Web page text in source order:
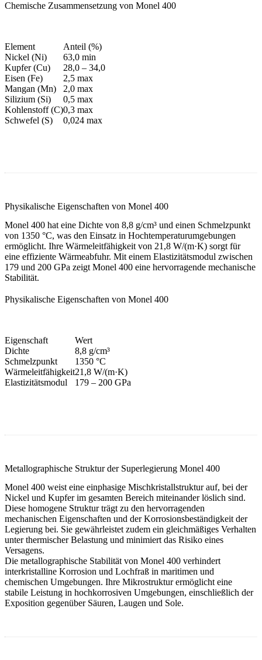
Chemische Zusammensetzung von Monel 400
Element
Anteil (%)
Nickel (Ni)
63,0 min
Kupfer (Cu)
28,0 – 34,0
Eisen (Fe)
2,5 max
Mangan (Mn)
2,0 max
Silizium (Si)
0,5 max
Kohlenstoff (C)0,3 max
Schwefel (S)
0,024 max
Physikalische Eigenschaften von Monel 400
Monel 400 hat eine Dichte von 8,8 g/cm³ und einen Schmelzpunkt
von 1350 °C, was den Einsatz in Hochtemperaturumgebungen
ermöglicht. Ihre Wärmeleitfähigkeit von 21,8 W/(m·K) sorgt für
eine effiziente Wärmeabfuhr. Mit einem Elastizitätsmodul zwischen
179 und 200 GPa zeigt Monel 400 eine hervorragende mechanische
Stabilität.
Physikalische Eigenschaften von Monel 400
Eigenschaft
Wert
Dichte
8,8 g/cm³
Schmelzpunkt
1350 °C
Wärmeleitfähigkeit21,8 W/(m·K)
Elastizitätsmodul
179 – 200 GPa
Metallographische Struktur der Superlegierung Monel 400
Monel 400 weist eine einphasige Mischkristallstruktur auf, bei der
Nickel und Kupfer im gesamten Bereich miteinander löslich sind.
Diese homogene Struktur trägt zu den hervorragenden
mechanischen Eigenschaften und der Korrosionsbeständigkeit der
Legierung bei. Sie gewährleistet zudem ein gleichmäßiges Verhalten
unter thermischer Belastung und minimiert das Risiko eines
Versagens.
Die metallographische Stabilität von Monel 400 verhindert
interkristalline Korrosion und Lochfraß in maritimen und
chemischen Umgebungen. Ihre Mikrostruktur ermöglicht eine
stabile Leistung in hochkorrosiven Umgebungen, einschließlich der
Exposition gegenüber Säuren, Laugen und Sole.